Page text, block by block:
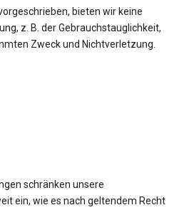
bieten wir keine
z. B. der Gebrauchstauglichkeit,
Zweck und Nichtverletzung.
schränken unsere
ein, wie es nach geltendem Recht